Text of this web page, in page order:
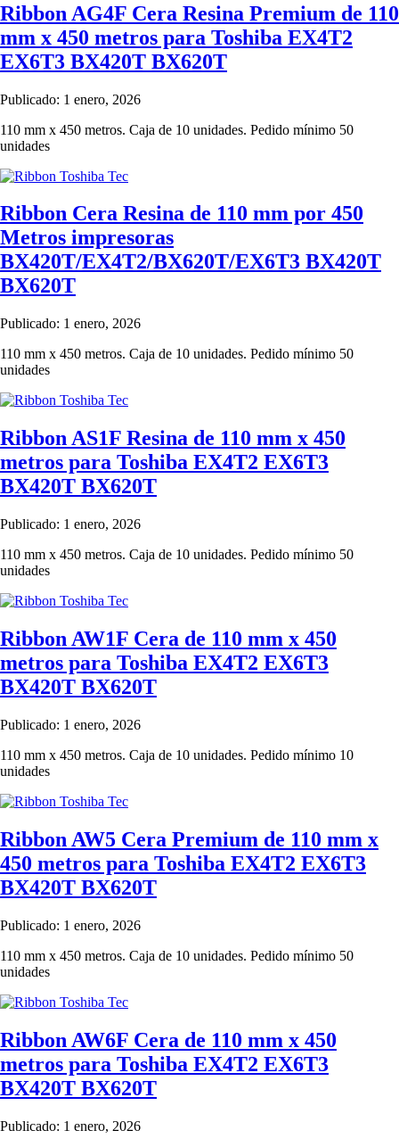
Ribbon AG4F Cera Resina Premium de 110
mm x 450 metros para Toshiba EX4T2
EX6T3 BX420T BX620T
Publicado: 1 enero, 2026
110 mm x 450 metros. Caja de 10 unidades. Pedido mínimo 50
unidades
Ribbon Cera Resina de 110 mm por 450
Metros impresoras
BX420T/EX4T2/BX620T/EX6T3 BX420T
BX620T
Publicado: 1 enero, 2026
110 mm x 450 metros. Caja de 10 unidades. Pedido mínimo 50
unidades
Ribbon AS1F Resina de 110 mm x 450
metros para Toshiba EX4T2 EX6T3
BX420T BX620T
Publicado: 1 enero, 2026
110 mm x 450 metros. Caja de 10 unidades. Pedido mínimo 50
unidades
Ribbon AW1F Cera de 110 mm x 450
metros para Toshiba EX4T2 EX6T3
BX420T BX620T
Publicado: 1 enero, 2026
110 mm x 450 metros. Caja de 10 unidades. Pedido mínimo 10
unidades
Ribbon AW5 Cera Premium de 110 mm x
450 metros para Toshiba EX4T2 EX6T3
BX420T BX620T
Publicado: 1 enero, 2026
110 mm x 450 metros. Caja de 10 unidades. Pedido mínimo 50
unidades
Ribbon AW6F Cera de 110 mm x 450
metros para Toshiba EX4T2 EX6T3
BX420T BX620T
Publicado: 1 enero, 2026